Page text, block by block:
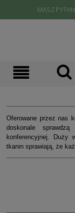
MASZ
Oferowane przez nas
doskonale
konferencyjnej. Duży
tkanin sprawiają, że